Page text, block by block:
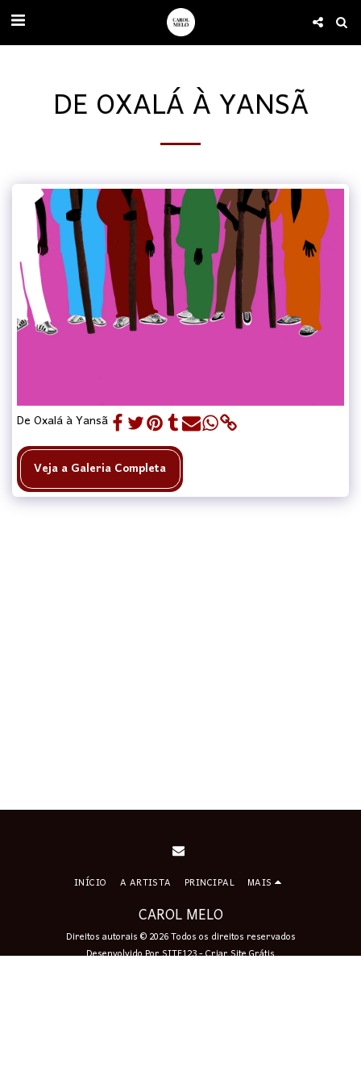
DE OXALÁ À YANSÃ
De Oxalá à Yansã
Veja a Galeria Completa
CAROL MELO
Direitos autorais © 2026 Todos os direitos reservados
Desenvolvido PorSITE123-Criar Site Grátis
INÍCIO A ARTISTA PRINCIPAL MAIS